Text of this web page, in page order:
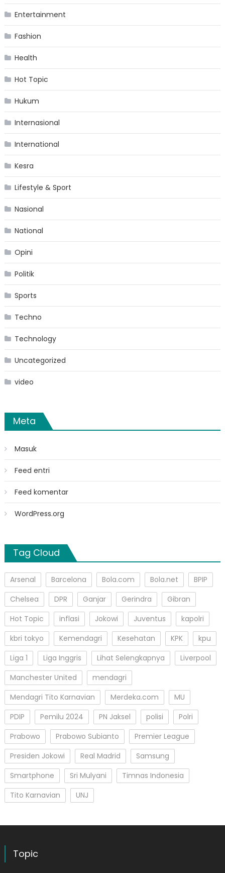
Entertainment
Fashion
Health
Hot Topic
Hukum
Internasional
International
Kesra
Lifestyle & Sport
Nasional
National
Opini
Politik
Sports
Techno
Technology
Uncategorized
video
Meta
Masuk
Feed entri
Feed komentar
WordPress.org
Tag Cloud
Arsenal Barcelona Bola.com Bola.net
BPIP
Chelsea
DPR Ganjar Gerindra
Gibran
Hot Topic
inflasi Jokowi Juventus
kapolri
kbri tokyo
Kemendagri Kesehatan KPK
kpu
Liga 1
Liga Inggris Lihat Selengkapnya
Liverpool
Manchester United
mendagri
Mendagri Tito Karnavian
Merdeka.com
MU
PDIP
Pemilu 2024 PN Jaksel polisi
Polri
Prabowo
Prabowo Subianto
Premier League
Presiden Jokowi
Real Madrid
Samsung
Smartphone
Sri Mulyani
Timnas Indonesia
Tito Karnavian
UNJ
Topic